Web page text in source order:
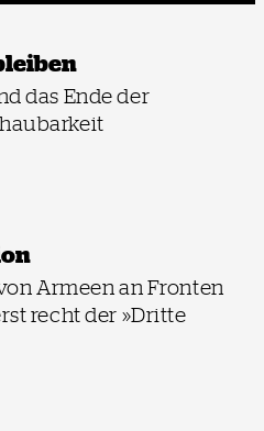
das Ende der
Armeen an Fronten
recht der »Dritte